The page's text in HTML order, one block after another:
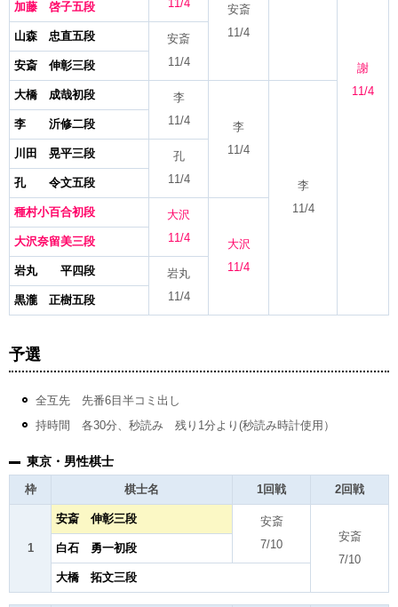
謝
11/4
11/4
安斎
11/4
加藤 啓子五段
山森 忠直五段
安斎
11/4
安斎 伸彰三段
大橋 成哉初段
李
11/4
李
11/4
李
11/4
李 沂修二段
川田 晃平三段
孔
11/4
孔 令文五段
種村小百合初段
大沢
11/4
大沢
11/4
大沢奈留美三段
岩丸 平四段
岩丸
11/4
黒瀧 正樹五段
予選
全互先 先番6目半コミ出し
持時間 各30分、秒読み 残り1分より(秒読み時計使用）
東京・男性棋士
枠 棋士名 1回戦 2回戦
1
安斎 伸彰三段
安斎
7/10
安斎
7/10
白石 勇一初段
大橋 拓文三段